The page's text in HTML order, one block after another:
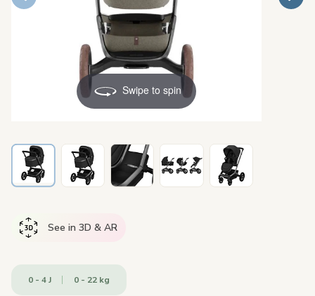
See in 3D & AR
Swipe to spin
0 - 4 J
0 - 22 kg